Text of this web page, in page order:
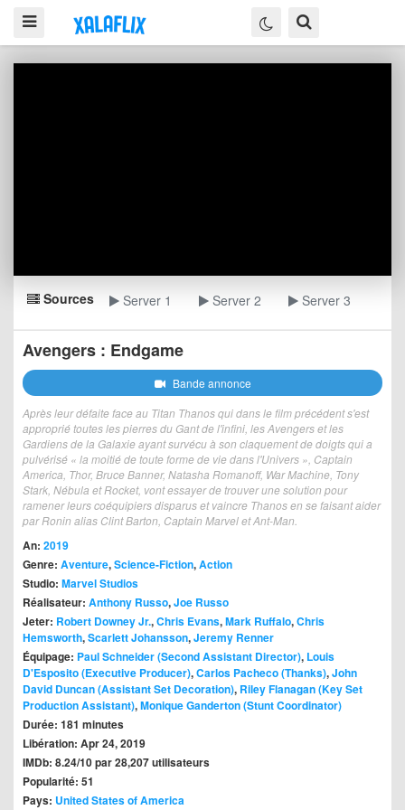
Sources Server 1 Server 2 Server 3
Avengers : Endgame
Bande annonce
Après leur défaite face au Titan Thanos qui dans le film précédent s'est
approprié toutes les pierres du Gant de l'infini, les Avengers et les
Gardiens de la Galaxie ayant survécu à son claquement de doigts qui a
pulvérisé « la moitié de toute forme de vie dans l'Univers », Captain
America, Thor, Bruce Banner, Natasha Romanoff, War Machine, Tony
Stark, Nébula et Rocket, vont essayer de trouver une solution pour
ramener leurs coéquipiers disparus et vaincre Thanos en se faisant aider
par Ronin alias Clint Barton, Captain Marvel et Ant-Man.
An: 2019
Genre: Aventure,Science-Fiction,Action
Studio: Marvel Studios
Réalisateur: Anthony Russo,Joe Russo
Jeter: Robert Downey Jr.,Chris Evans,Mark Ruffalo,Chris
Hemsworth,Scarlett Johansson,Jeremy Renner
Équipage: Paul Schneider (Second Assistant Director), Louis
D'Esposito (Executive Producer),Carlos Pacheco (Thanks),John
David Duncan (Assistant Set Decoration), Riley Flanagan (Key Set
Production Assistant),Monique Ganderton (Stunt Coordinator)
Durée: 181 minutes
Libération: Apr 24, 2019
IMDb: 8.24/10 par 28,207 utilisateurs
Popularité: 51
Pays: United States of America